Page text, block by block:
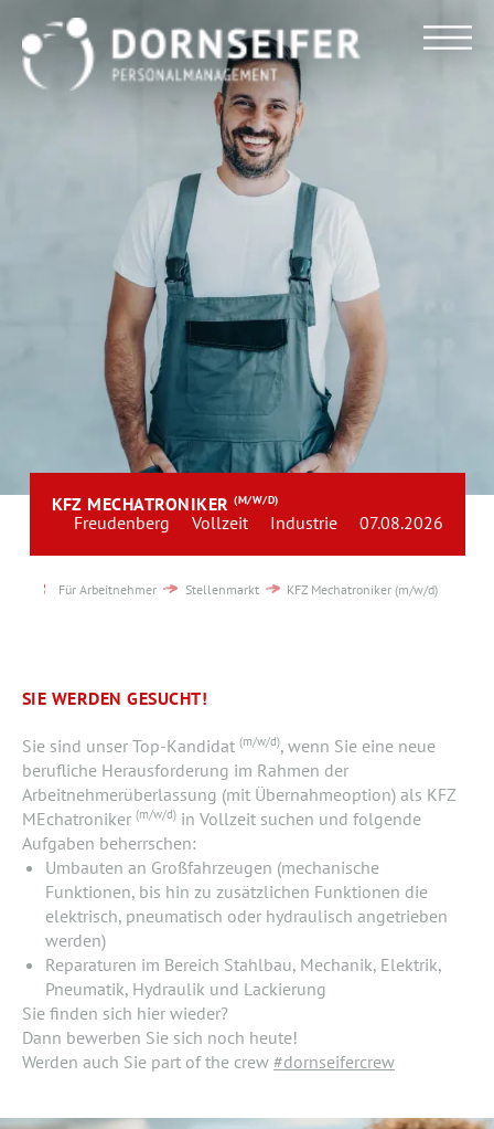
KFZ MECHATRONIKER(M/W/D)
Freudenberg Vollzeit Industrie 07.08.2026
Für Arbeitnehmer Stellenmarkt KFZ Mechatroniker (m/w/d)
SIE WERDEN GESUCHT!
Sie sind unser Top-Kandidat (m/w/d), wenn Sie eine neue
berufliche Herausforderung im Rahmen der
Arbeitnehmerüberlassung (mit Übernahmeoption) als KFZ
MEchatroniker (m/w/d) in Vollzeit suchen und folgende
Aufgaben beherrschen:
Umbauten an Großfahrzeugen (mechanische
Funktionen, bis hin zu zusätzlichen Funktionen die
elektrisch, pneumatisch oder hydraulisch angetrieben
werden)
Reparaturen im Bereich Stahlbau, Mechanik, Elektrik,
Pneumatik, Hydraulik und Lackierung
Sie finden sich hier wieder?
Dann bewerben Sie sich noch heute!
Werden auch Sie part of the crew #dornseifercrew
Für Arbeitnehmer
Für Unternehmen
Dornseifer DNA
Referenzen
Stellenmarkt
Blog
Team